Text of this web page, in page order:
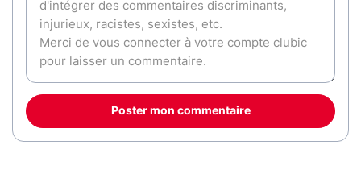
Poster mon commentaire